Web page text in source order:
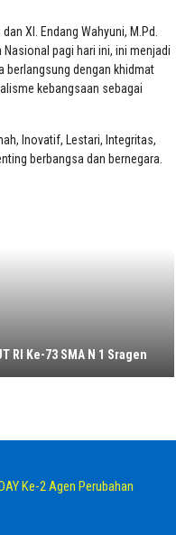
XI. Endang Wahyuni, M.Pd.
Nasional pagi hari ini, ini menjadi
berlangsung dengan khidmat
kebangsaan sebagai
Inovatif, Lestari, Integritas,
berbangsa dan bernegara.
RI Ke-73 SMA N 1 Sragen
Ke-2 Agen Perubahan